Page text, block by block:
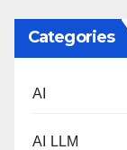
Categories
AI
AI LLM